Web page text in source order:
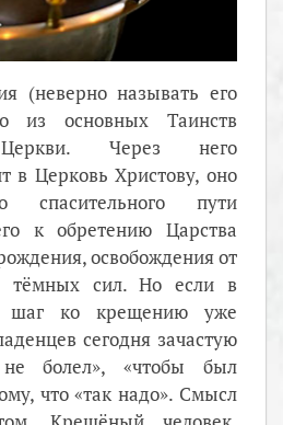
(неверно называть его
из основных Таинств
Церкви. Через него
в Церковь Христову, оно
спасительного пути
к обретению Царства
освобождения от
тёмных сил. Но если в
шаг ко крещению уже
сегодня зачастую
болел», «чтобы был
что «так надо». Смысл